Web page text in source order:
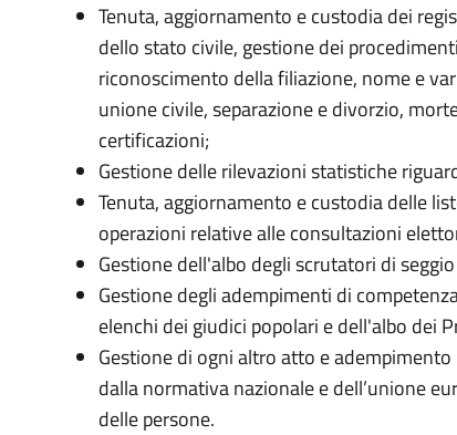
Tenuta, aggiornamento e custodia dei
dello stato civile, gestione dei
riconoscimento della filiazione, nome e
unione civile, separazione e divorzio,
certificazioni;
Gestione delle rilevazioni statistiche
Tenuta, aggiornamento e custodia delle
operazioni relative alle consultazioni
Gestione dell'albo degli scrutatori di
Gestione degli adempimenti di
elenchi dei giudici popolari e dell'albo dei
Gestione di ogni altro atto e
dalla normativa nazionale e dell’unione
delle persone.